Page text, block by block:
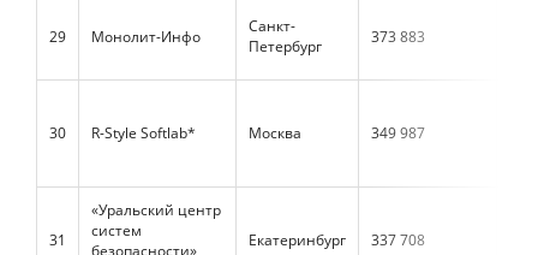
29 Монолит-Инфо
Санкт-
Петербург
373 883
30 R-Style Softlab* Москва 349 987
31
«Уральский центр
систем
безопасности»
Екатеринбург 337 708